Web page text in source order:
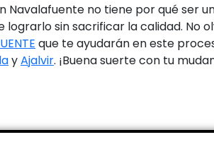
Navalafuente no tiene por qué ser
lograrlo sin sacrificar la calidad.
que te ayudarán en este
yAjalvir. ¡Buena suerte con tu